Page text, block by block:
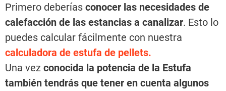
Primero deberías conocer las necesidades de
calefacción de las estancias a canalizar. Esto lo
puedes calcular fácilmente con nuestra
calculadora de estufa de pellets.
Una vez conocida la potencia de la Estufa
también tendrás que tener en cuenta algunos